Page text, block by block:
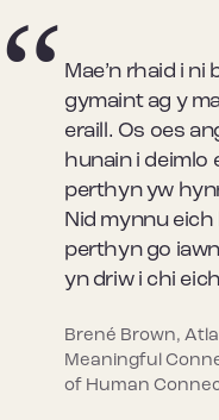
Mae’n rhaid i ni
gymaint ag y
eraill. Os oes
hunain i deimlo
perthyn yw
Nid mynnu
perthyn go
yn driw i chi
Brené Brown,
Meaningful
of Human